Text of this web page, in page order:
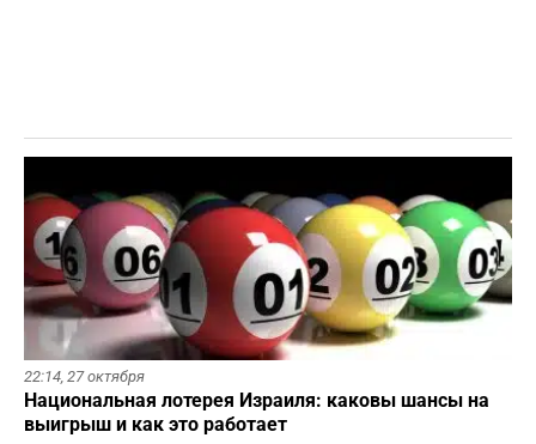
22:14, 27 октября
Национальная лотерея Израиля: каковы шансы на
выигрыш и как это работает